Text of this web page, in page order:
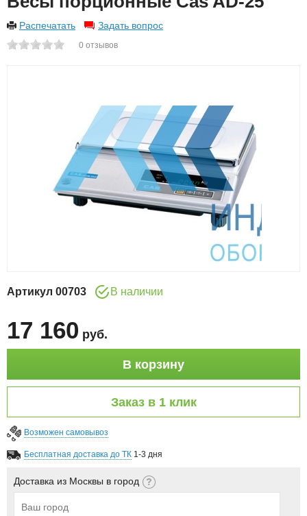
Распечатать Задать вопрос
0 отзывов
Артикул 00703 В наличии
17 160 руб.
В корзину
Заказ в 1 клик
Возможен самовывоз
Бесплатная доставка до ТК 1-3 дня
Доставка из Москвы в город